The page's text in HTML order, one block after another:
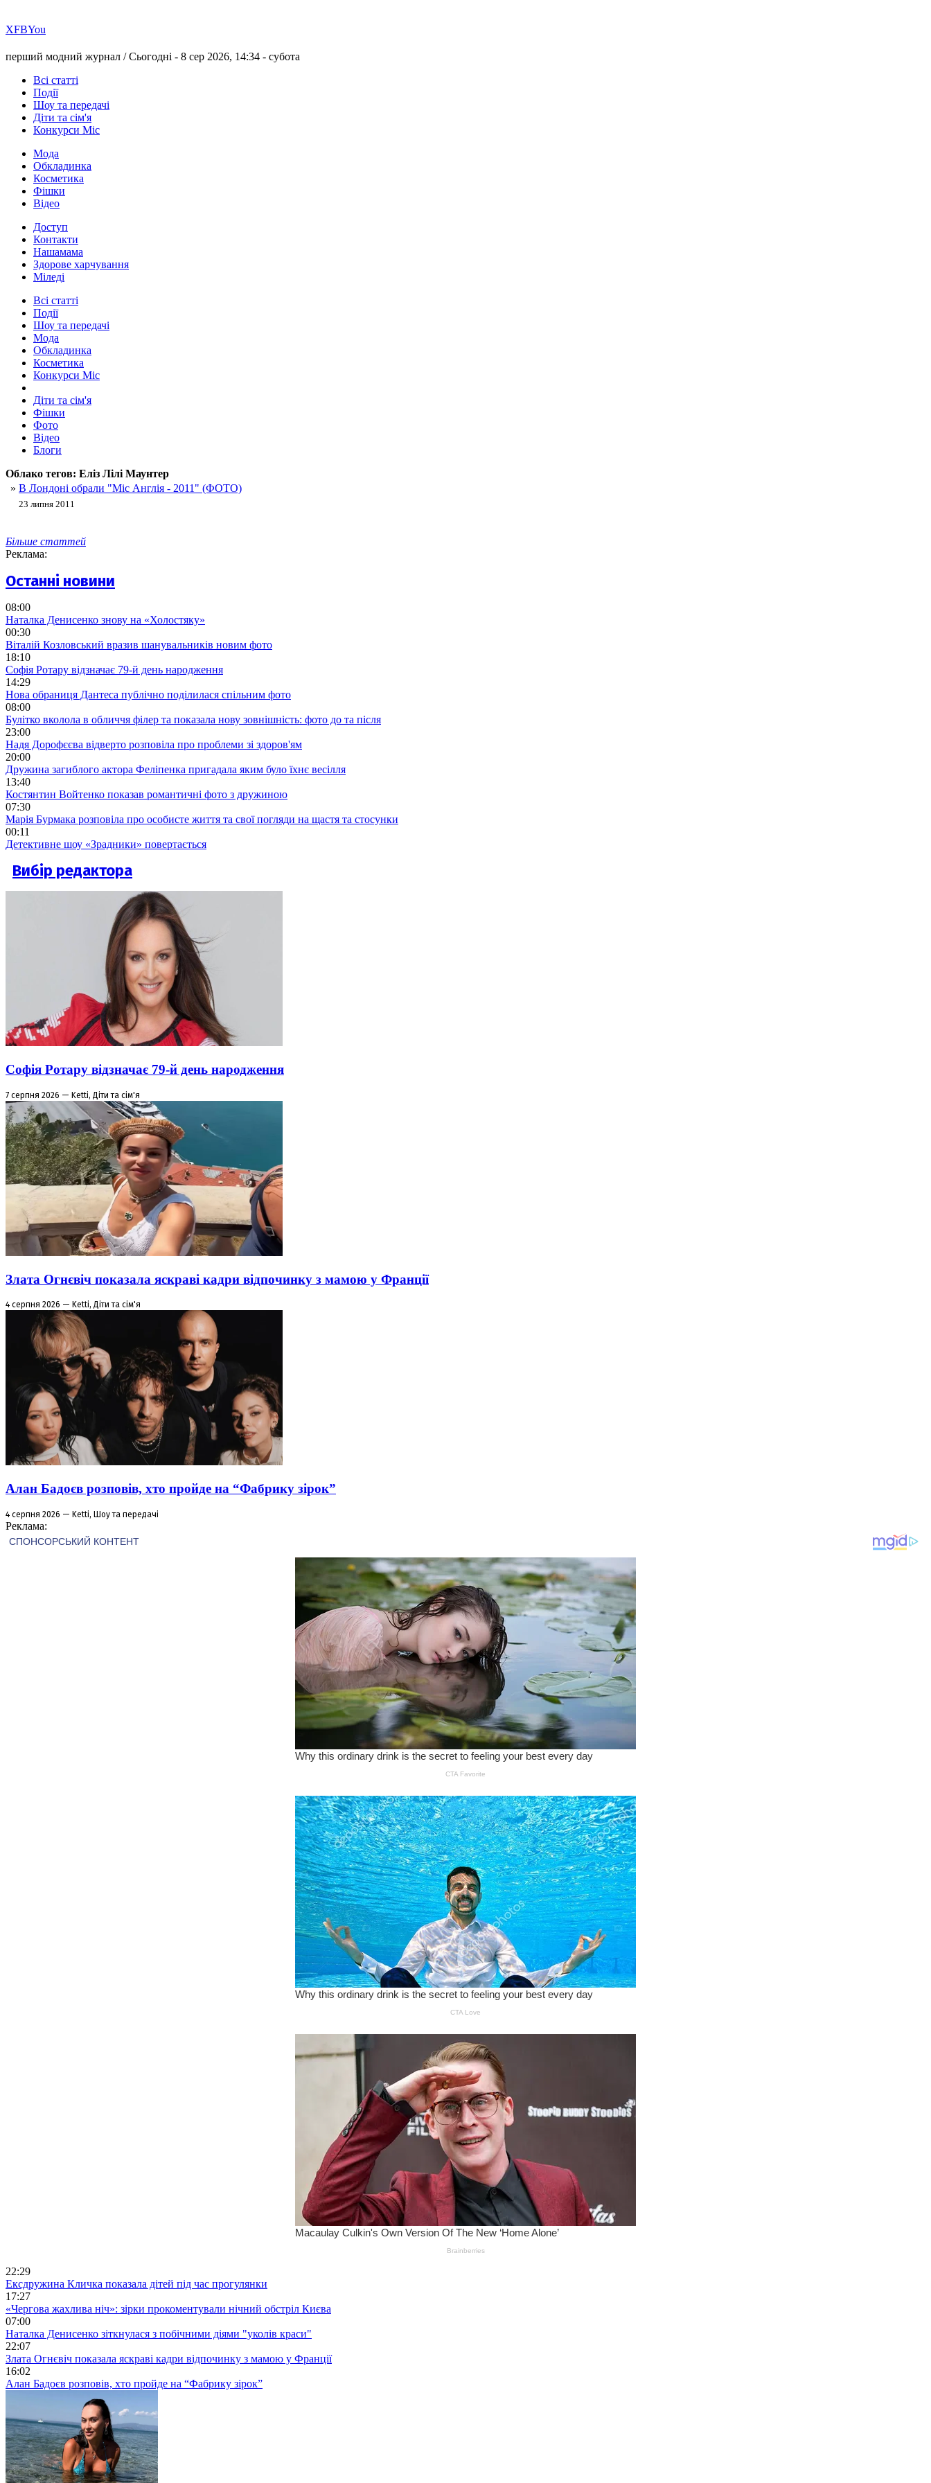
ХFBYou
перший модний журнал /Сьогодні - 8 сер 2026, 14:34 - субота
Всі статті
Події
Шоу та передачі
Діти та сім'я
Конкурси Міс
Мода
Обкладинка
Косметика
Фішки
Відео
Доступ
Контакти
Нашамама
Здорове харчування
Міледі
Всі статті
Події
Шоу та передачі
Мода
Обкладинка
Косметика
Конкурси Міс
Діти та сім'я
Фішки
Фото
Відео
Блоги
Облако тегов: Еліз Лілі Маунтер
» В Лондоні обрали "Міс Англія - 2011" (ФОТО)
23 липня 2011
Більше статтей
Реклама:
Останні новини
08:00
Наталка Денисенко знову на «Холостяку»
00:30
Віталій Козловський вразив шанувальників новим фото
18:10
Софія Ротару відзначає 79-й день народження
14:29
Нова обраниця Дантеса публічно поділилася спільним фото
08:00
Булітко вколола в обличчя філер та показала нову зовнішність: фото до та після
23:00
Надя Дорофєєва відверто розповіла про проблеми зі здоров'ям
20:00
Дружина загиблого актора Феліпенка пригадала яким було їхнє весілля
13:40
Костянтин Войтенко показав романтичні фото з дружиною
07:30
Марія Бурмака розповіла про особисте життя та свої погляди на щастя та стосунки
00:11
Детективне шоу «Зрадники» повертається
Вибір редактора
Софія Ротару відзначає 79-й день народження
7 серпня 2026 — Ketti, Діти та сім'я
Злата Огнєвіч показала яскраві кадри відпочинку з мамою у Франції
4 серпня 2026 — Ketti, Діти та сім'я
Алан Бадоєв розповів, хто пройде на “Фабрику зірок”
4 серпня 2026 — Ketti, Шоу та передачі
Реклама:
22:29
Ексдружина Кличка показала дітей під час прогулянки
17:27
«Чергова жахлива ніч»: зірки прокоментували нічний обстріл Києва
07:00
Наталка Денисенко зіткнулася з побічними діями "уколів краси"
22:07
Злата Огнєвіч показала яскраві кадри відпочинку з мамою у Франції
16:02
Алан Бадоєв розповів, хто пройде на “Фабрику зірок”